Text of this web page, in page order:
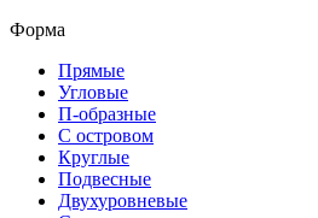
Форма
Прямые
Угловые
П-образные
С островом
Круглые
Подвесные
Двухуровневые